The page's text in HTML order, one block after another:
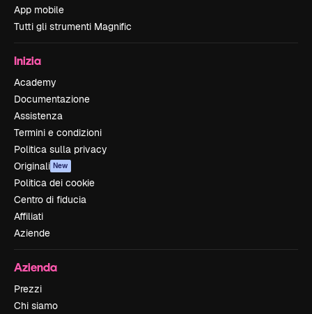
App mobile
Tutti gli strumenti Magnific
Inizia
Academy
Documentazione
Assistenza
Termini e condizioni
Politica sulla privacy
Originali New
Politica dei cookie
Centro di fiducia
Affiliati
Aziende
Azienda
Prezzi
Chi siamo